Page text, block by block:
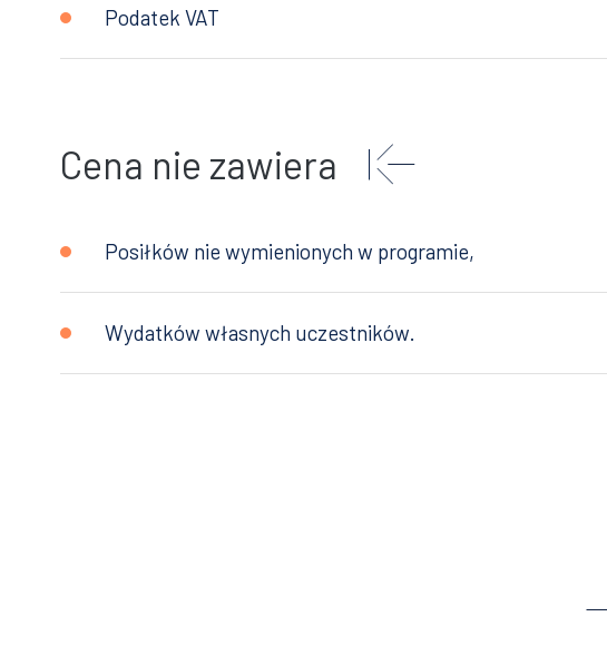
Podatek VAT
Cena nie zawiera
Posiłków nie wymienionych w programie,
Wydatków własnych uczestników.